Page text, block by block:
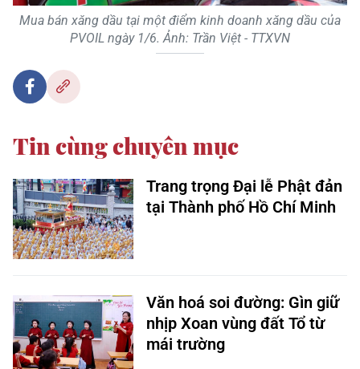
Mua bán xăng dầu tại một điểm kinh doanh xăng dầu của
PVOIL ngày 1/6. Ảnh: Trần Việt - TTXVN
Tin cùng chuyên mục
Trang trọng Đại lễ Phật đản
tại Thành phố Hồ Chí Minh
Văn hoá soi đường: Gìn giữ
nhịp Xoan vùng đất Tổ từ
mái trường